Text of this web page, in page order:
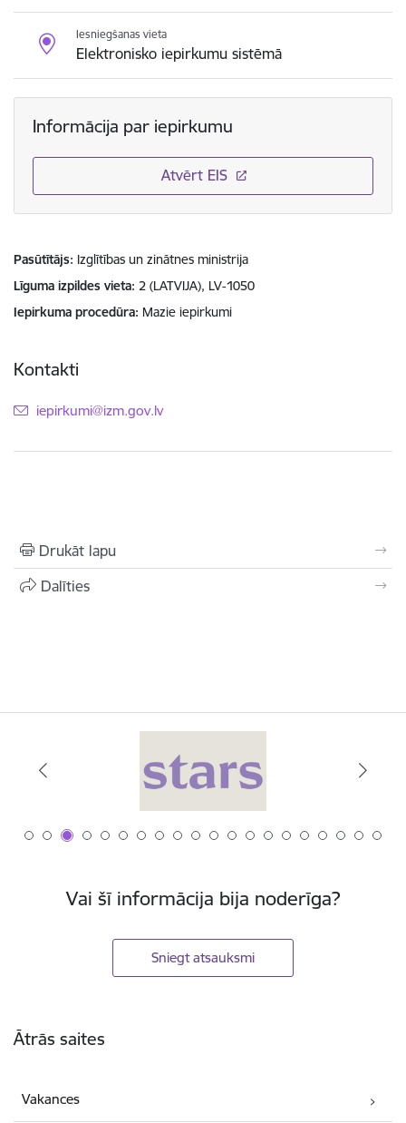
Iesniegšanas vieta
Elektronisko iepirkumu sistēmā
Informācija par iepirkumu
Atvērt EIS
Pasūtītājs Izglītības un zinātnes ministrija
Līguma izpildes vieta 2 (LATVIJA), LV-1050
Iepirkuma procedūra Mazie iepirkumi
Kontakti
E-pasts:
iepirkumi@izm.gov.lv
Drukāt lapu
Dalīties
Vai šī informācija bija noderīga?
Sniegt atsauksmi
Ātrās saites
Vakances